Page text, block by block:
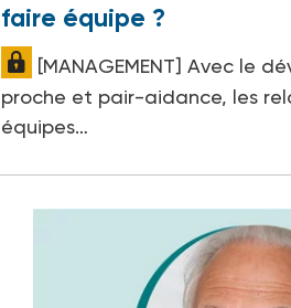
faire équipe ?
[MANAGEMENT] Avec le
proche et pair-aidance, les
équipes…